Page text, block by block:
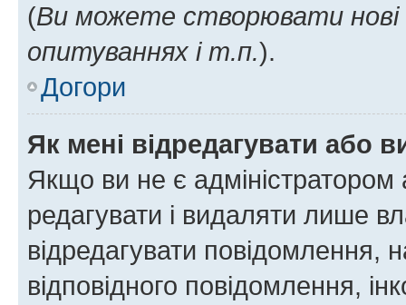
(Ви можете створювати
опитуваннях і т.п.).
Догори
Як мені відредагувати або
Якщо ви не є
редагувати і видаляти лише
відредагувати повідомлення,
відповідного повідомлення,